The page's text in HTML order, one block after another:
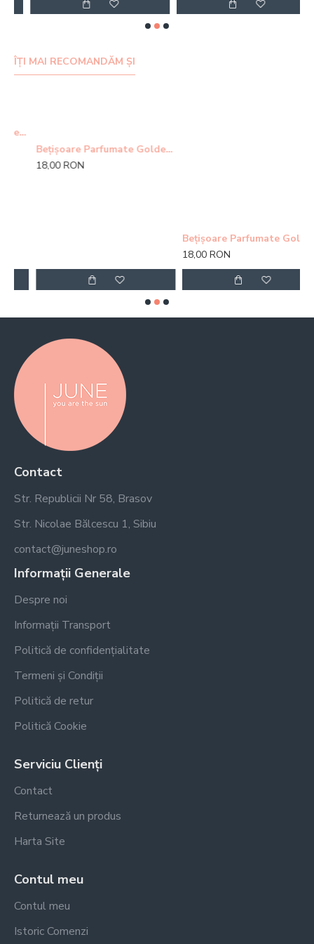
ÎȚI MAI RECOMANDĂM ȘI
Bețișoare Parfumate Golden Nag Champa Agarbatti
18,00 RON
18,00 RON
Contact
Str. Republicii Nr 58, Brasov
Str. Nicolae Bălcescu 1, Sibiu
contact@juneshop.ro
Informații Generale
Despre noi
Informații Transport
Politică de confidențialitate
Termeni și Condiții
Politică de retur
Politică Cookie
Serviciu Clienți
Contact
Returnează un produs
Harta Site
Contul meu
Contul meu
Istoric Comenzi